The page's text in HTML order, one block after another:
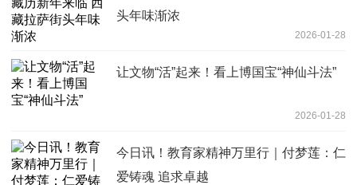
头年味渐浓
2026-01-28
让文物“活”起来！看上博国宝“神仙斗法”
2026-01-28
今日讯！教育家精神万里行｜付梦莲：仁
爱铸魂 追求卓越